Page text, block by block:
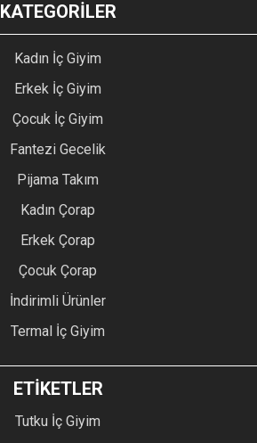
KATEGORİLER
Kadın İç Giyim
Erkek İç Giyim
Çocuk İç Giyim
Fantezi Gecelik
Pijama Takım
Kadın Çorap
Erkek Çorap
Çocuk Çorap
İndirimli Ürünler
Termal İç Giyim
ETİKETLER
Tutku İç Giyim